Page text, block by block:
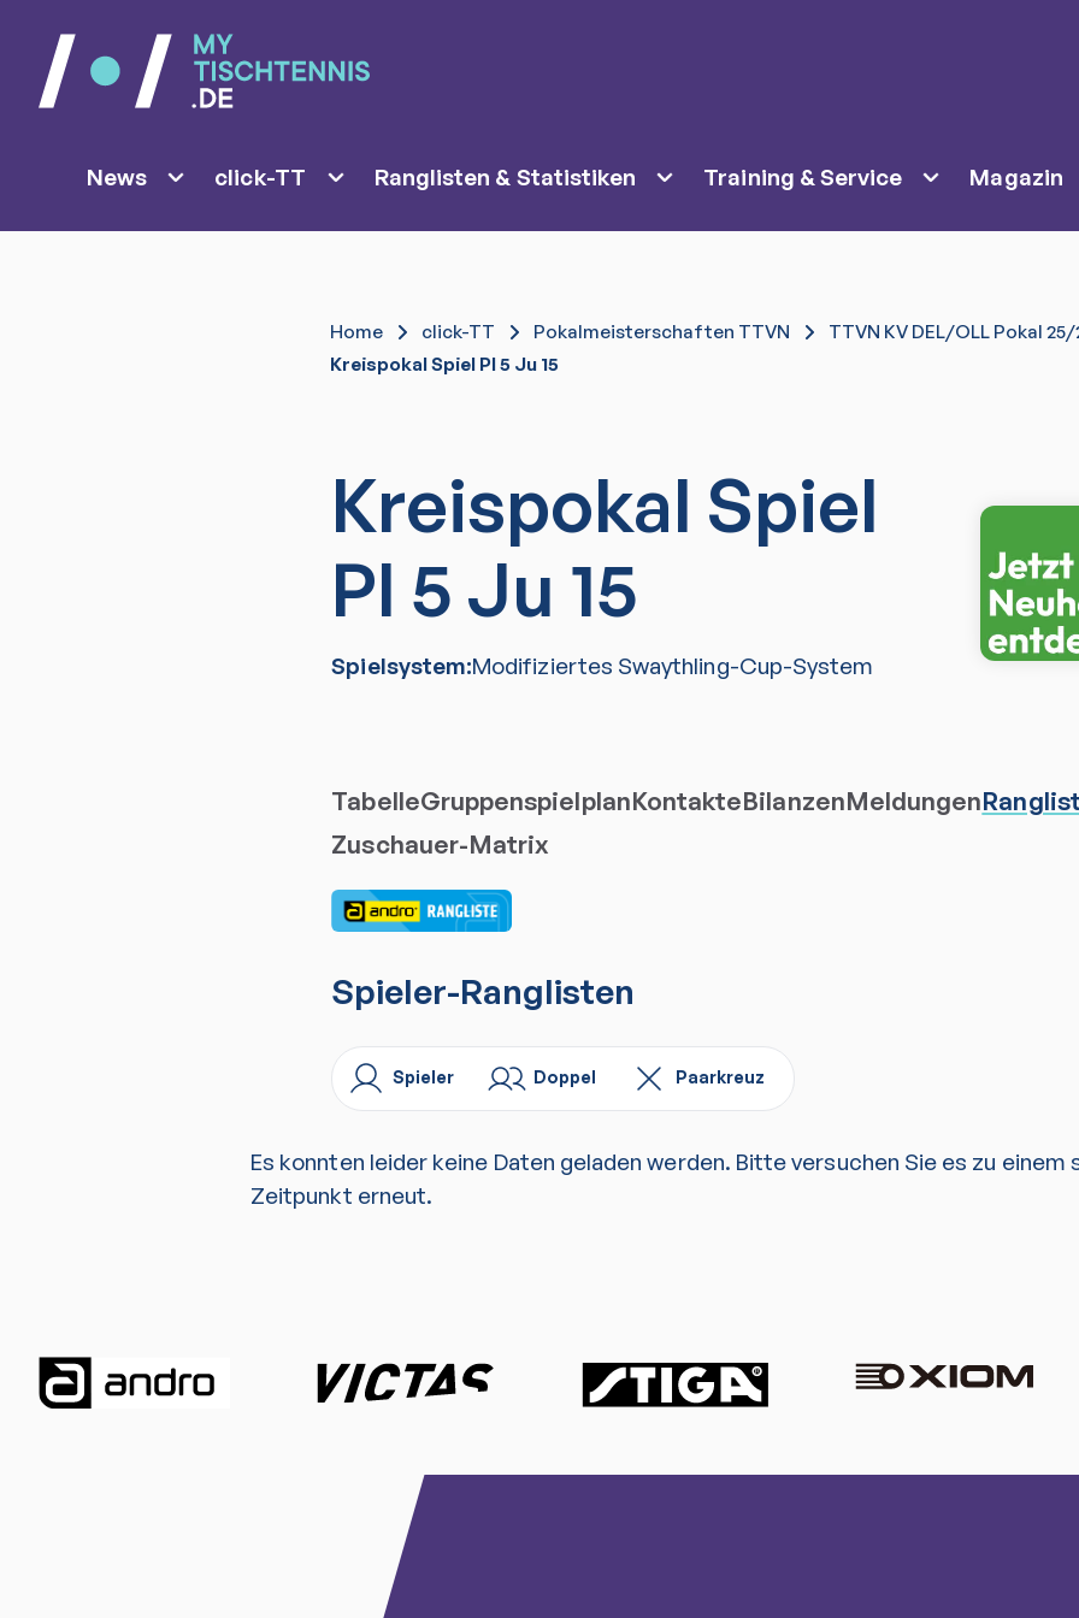
News click-TT Ranglisten & Statistiken Training & Service Magazin
Home click-TT Pokalmeisterschaften TTVN
TTVN KV DEL/OLL Pokal 25/
Kreispokal Spiel Pl 5 Ju 15
Kreispokal Spiel
Pl 5 Ju 15
Spielsystem:Modifiziertes Swaythling-Cup-System
TabelleGruppenspielplanKontakteBilanzenMeldungen
Zuschauer-Matrix
Spieler-Ranglisten
Spieler Doppel Paarkreuz
Es konnten leider keine Daten geladen werden. Bitte versuchen Sie es zu einem
Zeitpunkt erneut.